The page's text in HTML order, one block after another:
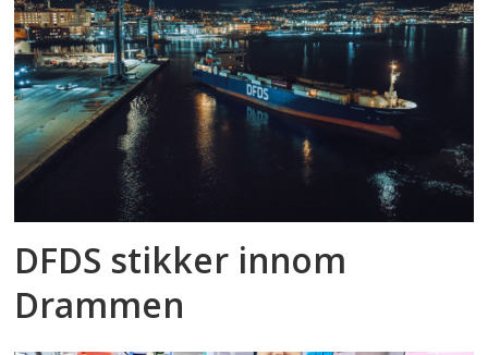
DFDS stikker innom
Drammen